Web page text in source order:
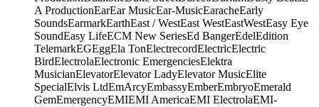
A ProductionEarEar MusicEar-MusicEaracheEarly
SoundsEarmarkEarthEast / WestEast WestEastWestEasy Eye
SoundEasy LifeECM New SeriesEd BangerEdelEdition
TelemarkEGEggEla TonElectrecordElectricElectric
BirdElectrolaElectronic EmergenciesElektra
MusicianElevatorElevator LadyElevator MusicElite
SpecialElvis LtdEmArcyEmbassyEmberEmbryoEmerald
GemEmergencyEMIEMI AmericaEMI ElectrolaEMI-